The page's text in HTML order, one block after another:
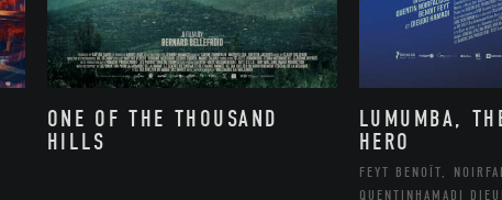
ONE OF THE THOUSAND
HILLS
LUMUMBA,
HERO
FEYT BENOÎT,
QUENTINHAMADI